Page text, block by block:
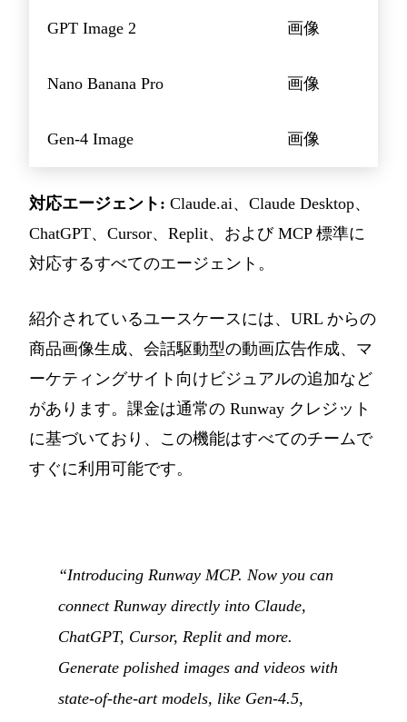
GPT Image 2 画像
Nano Banana Pro 画像
Gen-4 Image 画像
対応エージェント: Claude.ai、Claude Desktop、
ChatGPT、Cursor、Replit、および MCP 標準に
対応するすべてのエージェント。
紹介されているユースケースには、URL からの
商品画像生成、会話駆動型の動画広告作成、マ
ーケティングサイト向けビジュアルの追加など
があります。課金は通常の Runway クレジット
に基づいており、この機能はすべてのチームで
すぐに利用可能です。
“Introducing Runway MCP. Now you can
connect Runway directly into Claude,
ChatGPT, Cursor, Replit and more.
Generate polished images and videos with
state-of-the-art models, like Gen-4.5,